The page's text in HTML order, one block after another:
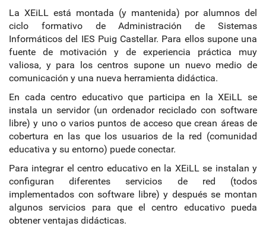
La XEiLL está montada (y mantenida) por alumnos del
ciclo formativo de Administración de Sistemas
Informáticos del IES Puig Castellar. Para ellos supone una
fuente de motivación y de experiencia práctica muy
valiosa, y para los centros supone un nuevo medio de
comunicación y una nueva herramienta didáctica.
En cada centro educativo que participa en la XEiLL se
instala un servidor (un ordenador reciclado con software
libre) y uno o varios puntos de acceso que crean áreas de
cobertura en las que los usuarios de la red (comunidad
educativa y su entorno) puede conectar.
Para integrar el centro educativo en la XEiLL se instalan y
configuran diferentes servicios de red (todos
implementados con software libre) y después se montan
algunos servicios para que el centro educativo pueda
obtener ventajas didácticas.